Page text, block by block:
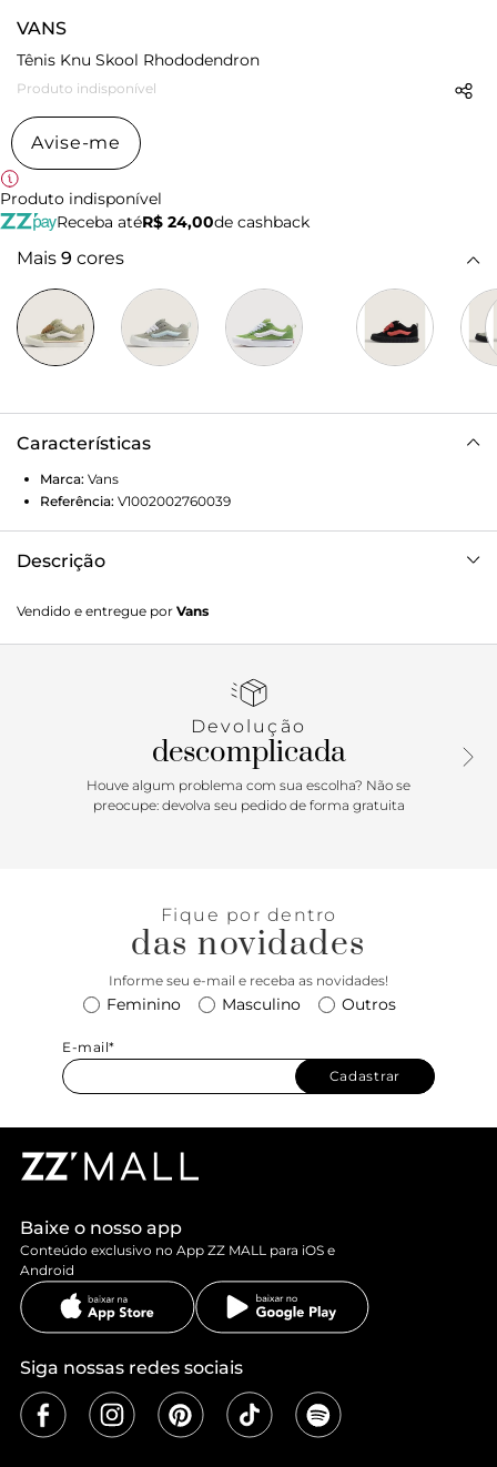
VANS
Tênis Knu Skool Rhododendron
Produto indisponível
Avise-me
Produto indisponível
Receba atéR$ 24,00de cashback
Mais 9 cores
Características
Marca: Vans
Referência: V1002002760039
Descrição
Knu Skool é a interpretação contemporânea do estilo
clássico de uma década que representa o cenário do skate.
moldada em 3D, o Tênis Knu Skool Rhododendron traz o
Apresenta heeltab do skate tradicional com inscrição Vans
em “Drop V” e “Off The Wall” aplicada no calcanhar, com
etiqueta tecida “Vans Off The Wall” aplicada na lingueta.
Com perfil marcante e detalhes em estilo dramático dos
Vendido e entregue por Vans
Devolução
descomplicada
Houve algum problema com sua escolha? Não se
preocupe: devolva seu pedido de forma gratuita
Fique por dentro
das novidades
Informe seu e-mail e receba as novidades!
Feminino Masculino Outros
E-mail*
Cadastrar
Baixe o nosso app
Conteúdo exclusivo no App ZZ MALL para iOS e
Android
Siga nossas redes sociais